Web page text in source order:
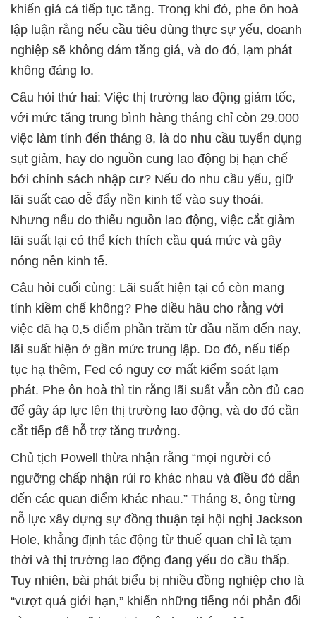
khiến giá cả tiếp tục tăng. Trong khi đó, phe ôn hoà
lập luận rằng nếu cầu tiêu dùng thực sự yếu, doanh
nghiệp sẽ không dám tăng giá, và do đó, lạm phát
không đáng lo.
Câu hỏi thứ hai: Việc thị trường lao động giảm tốc,
với mức tăng trung bình hàng tháng chỉ còn 29.000
việc làm tính đến tháng 8, là do nhu cầu tuyển dụng
sụt giảm, hay do nguồn cung lao động bị hạn chế
bởi chính sách nhập cư? Nếu do nhu cầu yếu, giữ
lãi suất cao dễ đẩy nền kinh tế vào suy thoái.
Nhưng nếu do thiếu nguồn lao động, việc cắt giảm
lãi suất lại có thể kích thích cầu quá mức và gây
nóng nền kinh tế.
Câu hỏi cuối cùng: Lãi suất hiện tại có còn mang
tính kiềm chế không? Phe diều hâu cho rằng với
việc đã hạ 0,5 điểm phần trăm từ đầu năm đến nay,
lãi suất hiện ở gần mức trung lập. Do đó, nếu tiếp
tục hạ thêm, Fed có nguy cơ mất kiểm soát lạm
phát. Phe ôn hoà thì tin rằng lãi suất vẫn còn đủ cao
để gây áp lực lên thị trường lao động, và do đó cần
cắt tiếp để hỗ trợ tăng trưởng.
Chủ tịch Powell thừa nhận rằng “mọi người có
ngưỡng chấp nhận rủi ro khác nhau và điều đó dẫn
đến các quan điểm khác nhau.” Tháng 8, ông từng
nỗ lực xây dựng sự đồng thuận tại hội nghị Jackson
Hole, khẳng định tác động từ thuế quan chỉ là tạm
thời và thị trường lao động đang yếu do cầu thấp.
Tuy nhiên, bài phát biểu bị nhiều đồng nghiệp cho là
“vượt quá giới hạn,” khiến những tiếng nói phản đối